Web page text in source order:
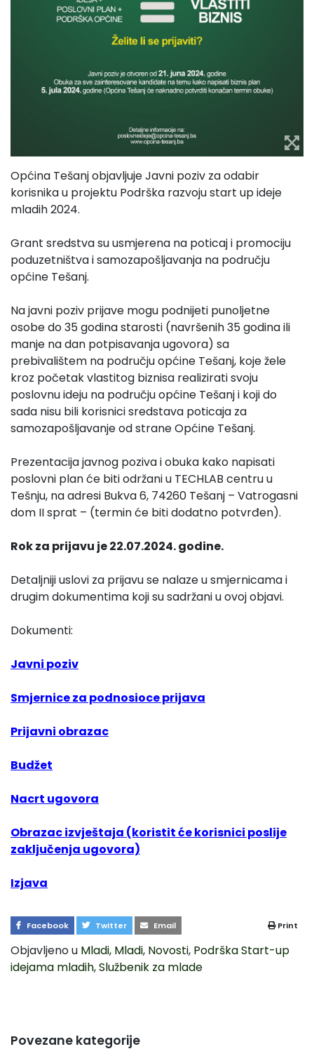
Povezane kategorije
Općina Tešanj objavljuje Javni poziv za odabir
korisnika u projektu Podrška razvoju start up ideje
mladih 2024.
Grant sredstva su usmjerena na poticaj i promociju
poduzetništva i samozapošljavanja na području
općine Tešanj.
Na javni poziv prijave mogu podnijeti punoljetne
osobe do 35 godina starosti (navršenih 35 godina ili
manje na dan potpisavanja ugovora) sa
prebivalištem na području općine Tešanj, koje žele
kroz početak vlastitog biznisa realizirati svoju
poslovnu ideju na području općine Tešanj i koji do
sada nisu bili korisnici sredstava poticaja za
samozapošljavanje od strane Općine Tešanj.
Prezentacija javnog poziva i obuka kako napisati
poslovni plan će biti održani u TECHLAB centru u
Tešnju, na adresi Bukva 6, 74260 Tešanj – Vatrogasni
dom II sprat – (termin će biti dodatno potvrđen).
Rok za prijavu je 22.07.2024. godine.
Detaljniji uslovi za prijavu se nalaze u smjernicama i
drugim dokumentima koji su sadržani u ovoj objavi.
Dokumenti:
Javni poziv
Smjernice za podnosioce prijava
Prijavni obrazac
Budžet
Nacrt ugovora
Obrazac izvještaja (koristit će korisnici poslije
zaključenja ugovora)
Izjava
Facebook Twitter Email Print
Objavljeno u Mladi, Mladi, Novosti, Podrška Start-up
idejama mladih,Službenik za mlade